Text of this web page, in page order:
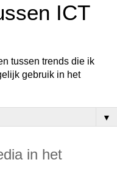
ICT
tussen trends die ik
gebruik in het
▼
in het